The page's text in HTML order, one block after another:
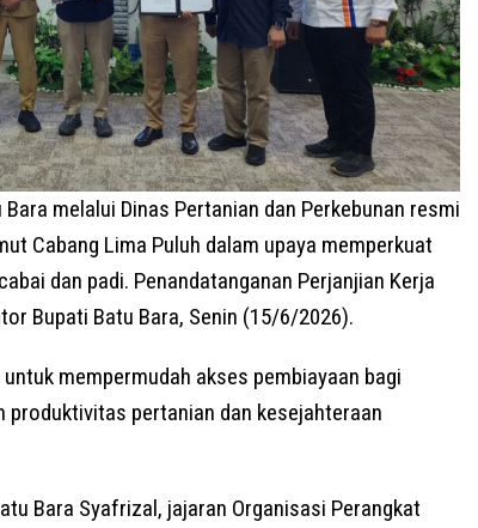
melalui Dinas Pertanian dan Perkebunan resmi
Cabang Lima Puluh dalam upaya memperkuat
dan padi. Penandatanganan Perjanjian Kerja
Bupati Batu Bara, Senin (15/6/2026).
mempermudah akses pembiayaan bagi
pertanian dan kesejahteraan
Bara Syafrizal, jajaran Organisasi Perangkat